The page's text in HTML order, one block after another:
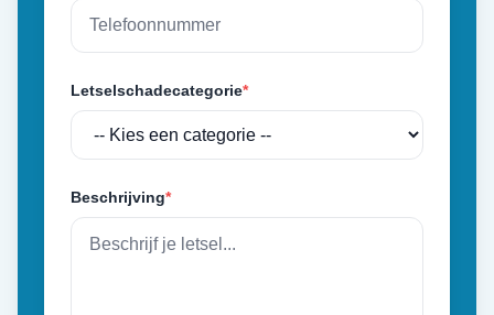
Letselschadecategorie*
Beschrijving*